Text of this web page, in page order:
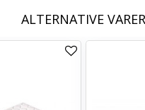
ALTERNATIVE VARER